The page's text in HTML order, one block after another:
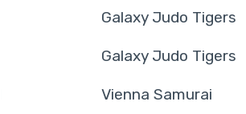
Galaxy Judo Tigers
Galaxy Judo Tigers
Vienna Samurai